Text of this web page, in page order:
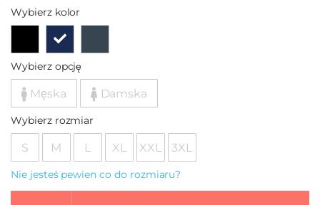
Wybierz kolor
Wybierz opcję
Męska Damska
Wybierz rozmiar
S M L XL XXL 3XL
Nie jesteś pewien co do rozmiaru?